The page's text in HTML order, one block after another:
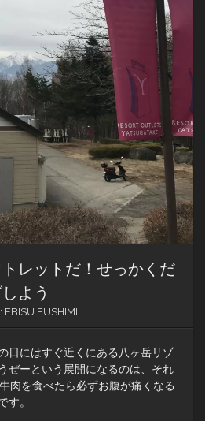
レットだ！せっかくだ
よう
EBISU FUSHIMI
日にはすぐ近くにある八ヶ岳リゾ
ぜーという展開になるのは、それ
肉を食べたら必ずお腹が痛くなる
す。